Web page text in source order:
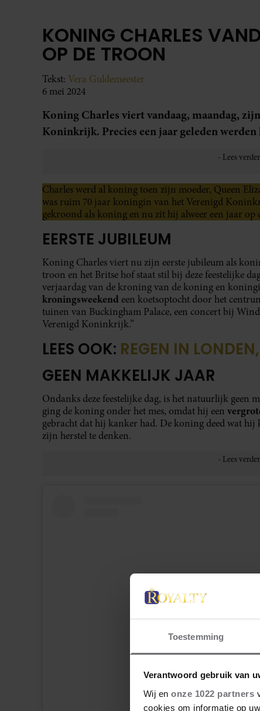
Toestemming
Verantwoord gebruik van
Wij en onze 1022 partners
cookies om informatie op
KONING CHARLES
OP DE TROON
Tekst: Vera Guldemeester
6 mei 2024
Koning Charles viert vandaag, maandag,
Koninkrijk. Precies een jaar geleden
Charles werd al koning toen zijn moeder, Queen
was ruim 70 jaar koningin van het Verenigd
gekroond als koning en nu zit hij alweer een jaar op
EERSTE JUBILEUM
Koning Charles viert nu zijn eerste jubileum als
troon en het Britse hof staat stil bij deze feestelijke
verjaardag van de kroning van de koning en
kroningsweekend een koetsoptocht door het
tuinen van Buckingham Palace, een concert bij
Verenigd Koninkrijk.”
LEES OOK: REGEN IN
GEEN MAKKELIJK JAAR
Ondanks deze feestelijke dag, is het natuurlijk
ging de koning onder het mes, omdat hij een
gebracht dat hij kanker had. De koning deed wat hij
zijn herstel te denken.
Dit bericht op Instagram